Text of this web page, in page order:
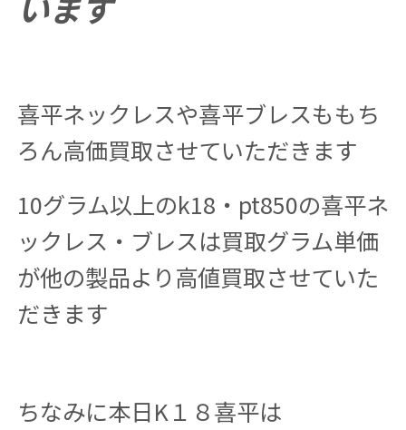
喜平ネックレスや喜平ブレスももち
ろん高価買取させていただきます
10グラム以上のk18・pt850の喜平ネ
ックレス・ブレスは買取グラム単価
が他の製品より高値買取させていた
だきます
ちなみに本日K１８喜平は